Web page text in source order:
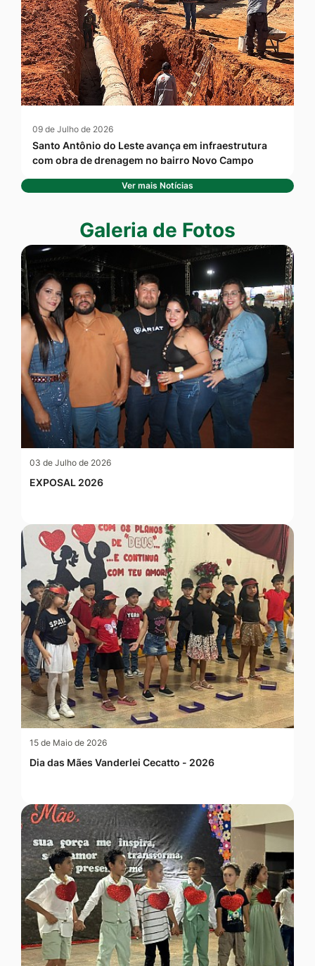
09 de Julho de 2026
Santo Antônio do Leste avança em infraestrutura
com obra de drenagem no bairro Novo Campo
Ver mais Notícias
Seção Galeria de Fotos
Galeria de Fotos
03 de Julho de 2026
EXPOSAL 2026
15 de Maio de 2026
Dia das Mães Vanderlei Cecatto - 2026